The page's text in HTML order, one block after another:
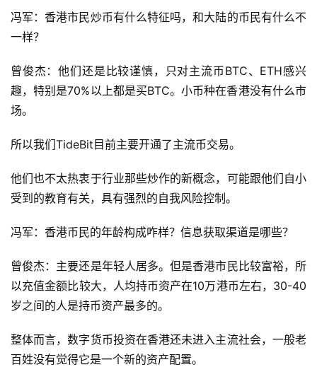
冯军：香港市民炒币有什么特征吗，和大陆的币民有什么不
一样？
曾俊杰：他们还是比较谨慎，只对主流币BTC、ETH感兴
趣，特别是70%以上都是买BTC。小币种在香港没有什么市
场。
所以我们TideBit目前主要开通了主流币交易。
他们也不太热衷于行业那些炒作的新概念，可能跟他们自小
受到的教育有关，具有强烈的自我风险控制。
冯军：香港币民的年龄构成咋样？信息获取渠道是哪些？
曾俊杰：主要还是年轻人居多。但是香港市民比较富裕，所
以充值金额比较大，人均持币资产在10万港币左右，30-40
岁之间的人是持币资产最多的。
整体而言，数字货币投资在香港还未进入主流社会，一般老
百姓没有觉得它是一个新的资产配置。